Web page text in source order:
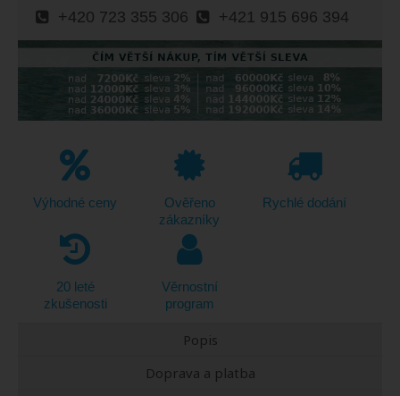
+420 723 355 306 +421 915 696 394
Výhodné ceny
Ověřeno
zákazníky
Rychlé dodání
20 leté
zkušenosti
Věrnostní
program
Popis
Doprava a platba